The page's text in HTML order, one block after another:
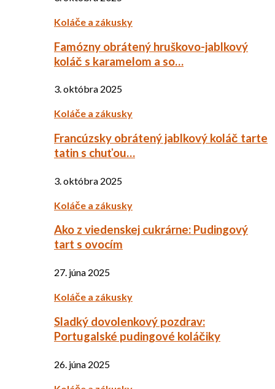
Koláče a zákusky
Famózny obrátený hruškovo-jablkový
koláč s karamelom a so…
3. októbra 2025
Koláče a zákusky
Francúzsky obrátený jablkový koláč tarte
tatin s chuťou…
3. októbra 2025
Koláče a zákusky
Ako z viedenskej cukrárne: Pudingový
tart s ovocím
27. júna 2025
Koláče a zákusky
Sladký dovolenkový pozdrav:
Portugalské pudingové koláčiky
26. júna 2025